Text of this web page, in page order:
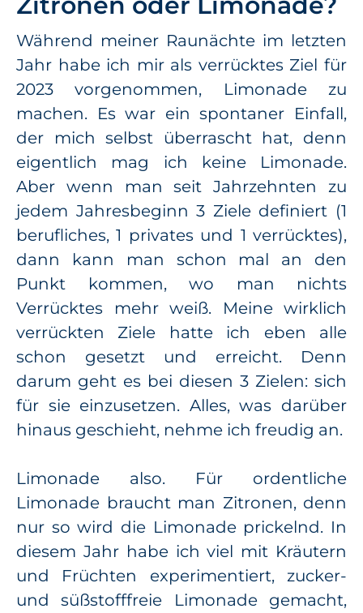
Während meiner Raunächte im letzten
Jahr habe ich mir als verrücktes Ziel für
2023 vorgenommen, Limonade zu
machen. Es war ein spontaner Einfall,
der mich selbst überrascht hat, denn
eigentlich mag ich keine Limonade.
Aber wenn man seit Jahrzehnten zu
jedem Jahresbeginn 3 Ziele definiert (1
berufliches, 1 privates und 1 verrücktes),
dann kann man schon mal an den
Punkt kommen, wo man nichts
Verrücktes mehr weiß. Meine wirklich
verrückten Ziele hatte ich eben alle
schon gesetzt und erreicht. Denn
darum geht es bei diesen 3 Zielen: sich
für sie einzusetzen. Alles, was darüber
hinaus geschieht, nehme ich freudig an.
Limonade also. Für ordentliche
Limonade braucht man Zitronen, denn
nur so wird die Limonade prickelnd. In
diesem Jahr habe ich viel mit Kräutern
und Früchten experimentiert, zucker-
und süßstofffreie Limonade gemacht,